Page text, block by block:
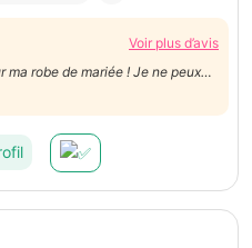
Voir plus d’avis
robe de mariée ! Je ne peux
couturière. Elle a été à l'écoute
et très minutieuse. Encore